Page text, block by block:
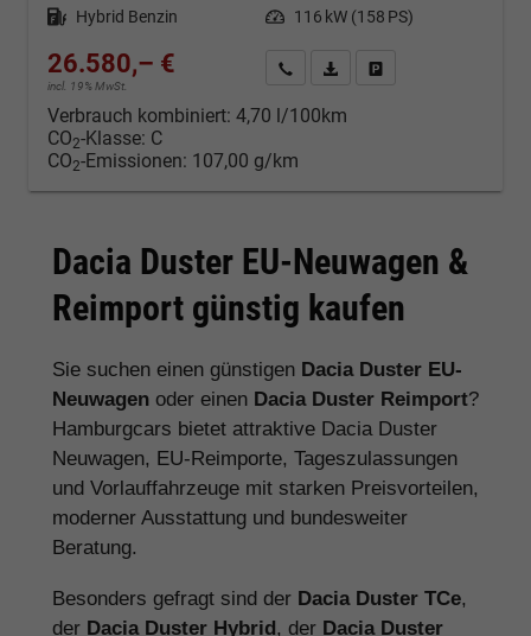
Kraftstoff Hybrid Benzin Leistung 116 kW (158 PS)
26.580,– €
incl. 19% MwSt.
Kontakt & Angebot anfordern
PDF-Datei, Fahrzeugexposé
Verbrauch kombiniert: 4,70 l/100km
CO2-Klasse: C
CO2-Emissionen: 107,00 g/km
Dacia Duster EU-Neuwagen &
Reimport günstig kaufen
Sie suchen einen günstigen Dacia Duster EU-
Neuwagen oder einen Dacia Duster Reimport?
Hamburgcars bietet attraktive Dacia Duster
Neuwagen, EU-Reimporte, Tageszulassungen
und Vorlauffahrzeuge mit starken Preisvorteilen,
moderner Ausstattung und bundesweiter
Beratung.
Besonders gefragt sind der Dacia Duster TCe,
der Dacia Duster Hybrid , der Dacia Duster